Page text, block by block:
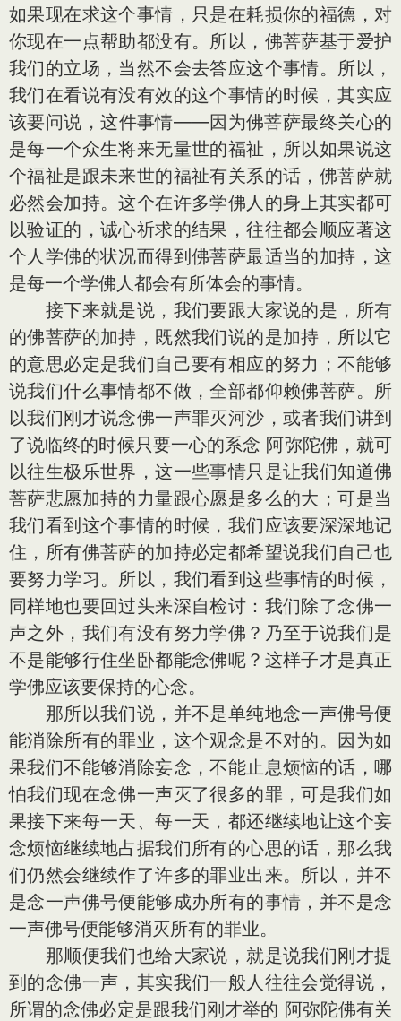
如果现在求这个事情，只是在耗损你的福德，对
你现在一点帮助都没有。所以，佛菩萨基于爱护
我们的立场，当然不会去答应这个事情。所以，
我们在看说有没有效的这个事情的时候，其实应
该要问说，这件事情——因为佛菩萨最终关心的
是每一个众生将来无量世的福祉，所以如果说这
个福祉是跟未来世的福祉有关系的话，佛菩萨就
必然会加持。这个在许多学佛人的身上其实都可
以验证的，诚心祈求的结果，往往都会顺应著这
个人学佛的状况而得到佛菩萨最适当的加持，这
是每一个学佛人都会有所体会的事情。
接下来就是说，我们要跟大家说的是，所有
的佛菩萨的加持，既然我们说的是加持，所以它
的意思必定是我们自己要有相应的努力；不能够
说我们什么事情都不做，全部都仰赖佛菩萨。所
以我们刚才说念佛一声罪灭河沙，或者我们讲到
了说临终的时候只要一心的系念 阿弥陀佛，就可
以往生极乐世界，这一些事情只是让我们知道佛
菩萨悲愿加持的力量跟心愿是多么的大；可是当
我们看到这个事情的时候，我们应该要深深地记
住，所有佛菩萨的加持必定都希望说我们自己也
要努力学习。所以，我们看到这些事情的时候，
同样地也要回过头来深自检讨：我们除了念佛一
声之外，我们有没有努力学佛？乃至于说我们是
不是能够行住坐卧都能念佛呢？这样子才是真正
学佛应该要保持的心念。
那所以我们说，并不是单纯地念一声佛号便
能消除所有的罪业，这个观念是不对的。因为如
果我们不能够消除妄念，不能止息烦恼的话，哪
怕我们现在念佛一声灭了很多的罪，可是我们如
果接下来每一天、每一天，都还继续地让这个妄
念烦恼继续地占据我们所有的心思的话，那么我
们仍然会继续作了许多的罪业出来。所以，并不
是念一声佛号便能够成办所有的事情，并不是念
一声佛号便能够消灭所有的罪业。
那顺便我们也给大家说，就是说我们刚才提
到的念佛一声，其实我们一般人往往会觉得说，
所谓的念佛必定是跟我们刚才举的 阿弥陀佛有关